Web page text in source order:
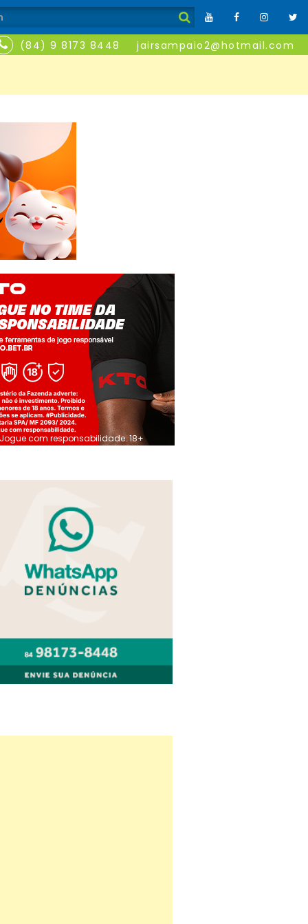
(84) 9 8173 8448 jairsampaio2@hotmail.com
Jogue com responsabilidade. 18+